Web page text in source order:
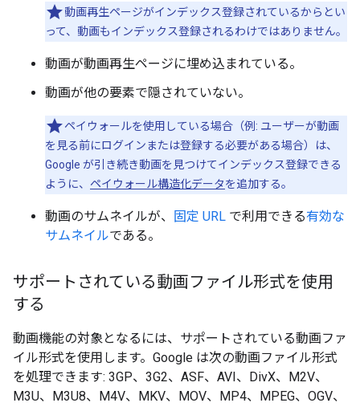
動画再生ページがインデックス登録されているからとい
って、動画もインデックス登録されるわけではありません。
動画が動画再生ページに埋め込まれている。
動画が他の要素で隠されていない。
ペイウォールを使用している場合（例: ユーザーが動画
を見る前にログインまたは登録する必要がある場合）は、
Google が引き続き動画を見つけてインデックス登録できる
ように、 ペイウォール構造化データを追加する。
動画のサムネイルが、 固定 URL で利用できる有効な
サムネイルである。
サポートされている動画ファイル形式を使用
する
動画機能の対象となるには、サポートされている動画ファ
イル形式を使用します。Google は次の動画ファイル形式
を処理できます: 3GP、3G2、ASF、AVI、DivX、M2V、
M3U、M3U8、M4V、MKV、MOV、MP4、MPEG、OGV、